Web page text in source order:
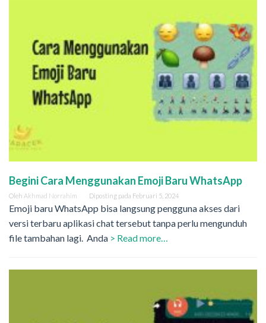
Begini Cara Menggunakan Emoji Baru WhatsApp
Oleh Akhmad Norrahim Diposting pada Februari 5, 2024
Emoji baru WhatsApp bisa langsung pengguna akses dari
versi terbaru aplikasi chat tersebut tanpa perlu mengunduh
file tambahan lagi. Anda > Read more…